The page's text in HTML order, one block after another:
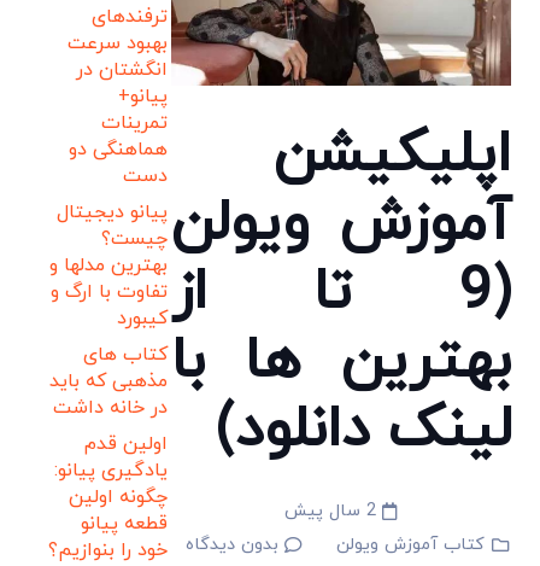
اپلیکیشن
آموزش ویولن
(9 تا از
بهترین ها با
لینک دانلود)
2 سال پیش
کتاب آموزش ویولن
بدون دیدگاه
ترفندهای
بهبود سرعت
انگشتان در
پیانو+
تمرینات
هماهنگی دو
دست
پیانو دیجیتال
چیست؟
بهترین مدلها و
تفاوت با ارگ و
کیبورد
کتاب های
مذهبی که باید
در خانه داشت
اولین قدم
یادگیری پیانو:
چگونه اولین
قطعه پیانو
خود را بنوازیم؟